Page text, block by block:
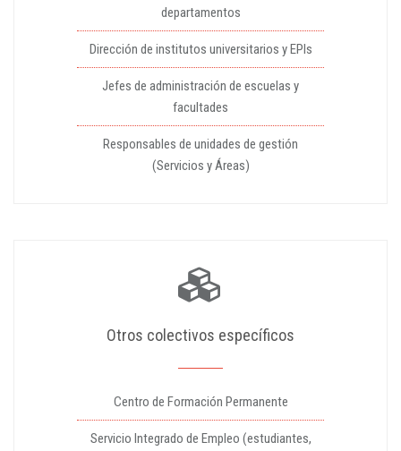
departamentos
Dirección de institutos universitarios y EPIs
Jefes de administración de escuelas y
facultades
Responsables de unidades de gestión
(Servicios y Áreas)
Otros colectivos específicos
Centro de Formación Permanente
Servicio Integrado de Empleo (estudiantes,